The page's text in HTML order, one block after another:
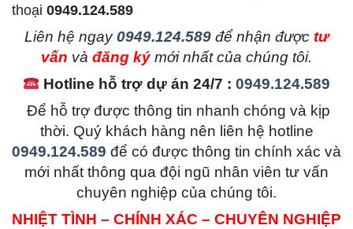
thoại 0949.124.589
Liên hệ ngay 0949.124.589để nhận được tư
vấn và đăng kýmới nhất của chúng tôi.
Hotline hỗ trợ dự án 24/7 :0949.124.589
Để hỗ trợ được thông tin nhanh chóng và kịp
thời. Quý khách hàng nên liên hệ hotline
0949.124.589 để có được thông tin chính xác và
mới nhất thông qua đội ngũ nhân viên tư vấn
chuyên nghiệp của chúng tôi.
NHIỆT TÌNH – CHÍNH XÁC – CHUYÊN NGHIỆP